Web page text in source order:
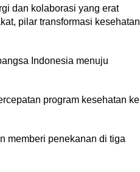
dan kolaborasi yang erat
pilar transformasi kesehatan
Indonesia menuju
program kesehatan ke
memberi penekanan di tiga